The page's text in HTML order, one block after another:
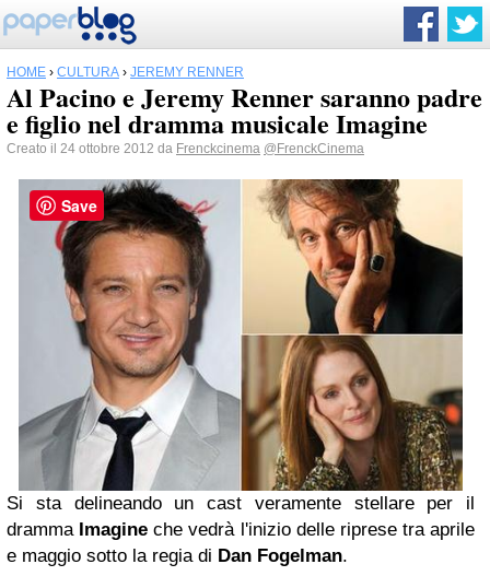
HOME › CULTURA › JEREMY RENNER
Al Pacino e Jeremy Renner saranno padre
e figlio nel dramma musicale Imagine
Creato il 24 ottobre 2012 da Frenckcinema @FrenckCinema
Si sta delineando un cast veramente stellare per il
dramma Imagineche vedrà l'inizio delle riprese tra aprile
e maggio sotto la regia di Dan Fogelman.
Save